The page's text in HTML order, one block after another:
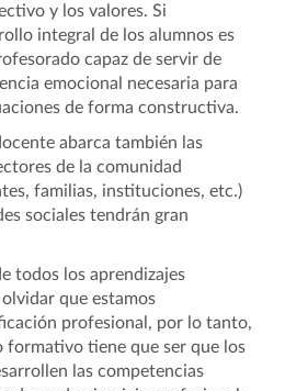
y los valores. Si
integral de los alumnos es
capaz de servir de
emocional necesaria para
de forma constructiva.
abarca también las
de la comunidad
familias, instituciones, etc.)
sociales tendrán gran
todos los aprendizajes
que estamos
profesional, por lo tanto,
formativo tiene que ser que los
las competencias